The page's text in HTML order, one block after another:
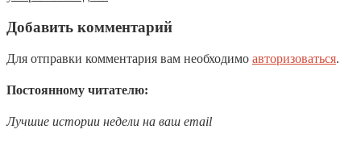
Добавить комментарий
Для отправки комментария вам необходимо авторизоваться.
Постоянному читателю:
Лучшие истории недели на ваш email